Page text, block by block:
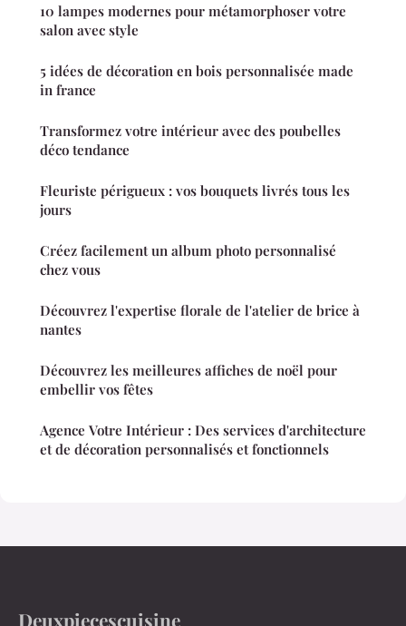
10 lampes modernes pour métamorphoser votre
salon avec style
5 idées de décoration en bois personnalisée made
in france
Transformez votre intérieur avec des poubelles
déco tendance
Fleuriste périgueux : vos bouquets livrés tous les
jours
Créez facilement un album photo personnalisé
chez vous
Découvrez l'expertise florale de l'atelier de brice à
nantes
Découvrez les meilleures affiches de noël pour
embellir vos fêtes
Agence Votre Intérieur : Des services d'architecture
et de décoration personnalisés et fonctionnels
Deuxpiecescuisine